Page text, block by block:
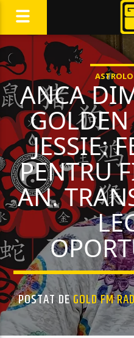
ANCA
JESSIE:
PENTRU
AN.
POSTAT DEGOLD FM